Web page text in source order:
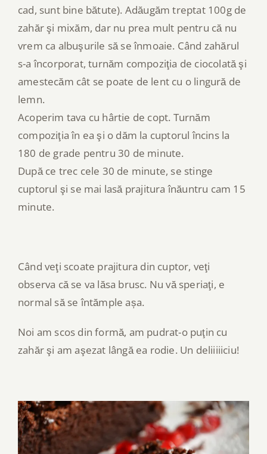
cad, sunt bine bătute). Adăugăm treptat 100g de
zahăr şi mixăm, dar nu prea mult pentru că nu
vrem ca albuşurile să se înmoaie. Când zahărul
s-a încorporat, turnăm compoziţia de ciocolată şi
amestecăm cât se poate de lent cu o lingură de
lemn.
Acoperim tava cu hârtie de copt. Turnăm
compoziţia în ea şi o dăm la cuptorul încins la
180 de grade pentru 30 de minute.
După ce trec cele 30 de minute, se stinge
cuptorul şi se mai lasă prajitura înăuntru cam 15
minute.
Când veţi scoate prajitura din cuptor, veţi
observa că se va lăsa brusc. Nu vă speriaţi, e
normal să se întămple așa.
Noi am scos din formă, am pudrat-o puţin cu
zahăr şi am aşezat lângă ea rodie. Un deliiiiiciu!